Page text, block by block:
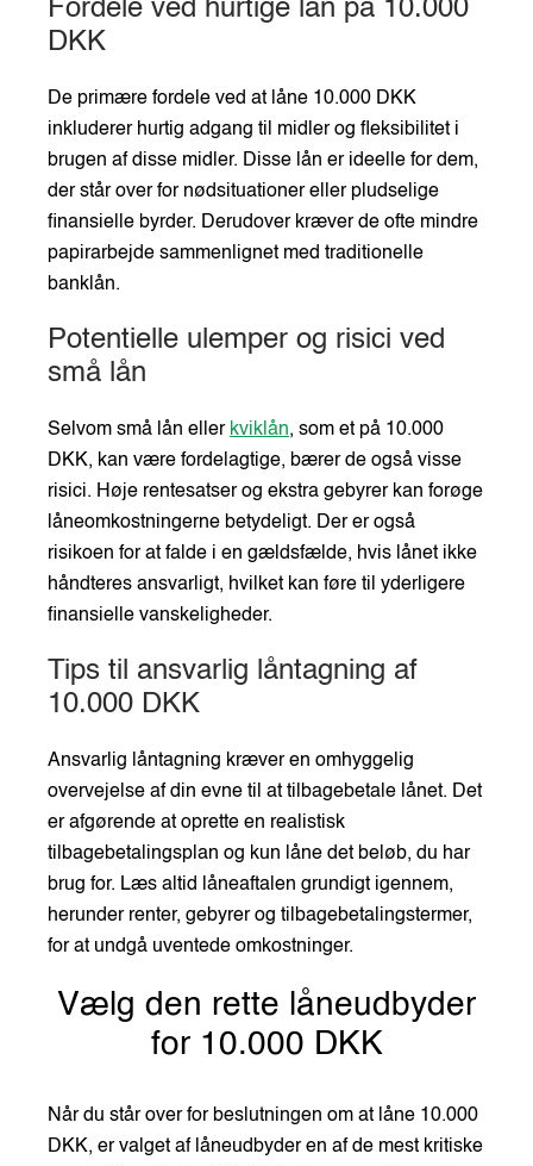
Fordele ved hurtige lån på 10.000
DKK
De primære fordele ved at låne 10.000 DKK
inkluderer hurtig adgang til midler og fleksibilitet i
brugen af disse midler. Disse lån er ideelle for dem,
der står over for nødsituationer eller pludselige
finansielle byrder. Derudover kræver de ofte mindre
papirarbejde sammenlignet med traditionelle
banklån.
Potentielle ulemper og risici ved
små lån
Selvom små lån eller kviklån, som et på 10.000
DKK, kan være fordelagtige, bærer de også visse
risici. Høje rentesatser og ekstra gebyrer kan forøge
låneomkostningerne betydeligt. Der er også
risikoen for at falde i en gældsfælde, hvis lånet ikke
håndteres ansvarligt, hvilket kan føre til yderligere
finansielle vanskeligheder.
Tips til ansvarlig låntagning af
10.000 DKK
Ansvarlig låntagning kræver en omhyggelig
overvejelse af din evne til at tilbagebetale lånet. Det
er afgørende at oprette en realistisk
tilbagebetalingsplan og kun låne det beløb, du har
brug for. Læs altid låneaftalen grundigt igennem,
herunder renter, gebyrer og tilbagebetalingstermer,
for at undgå uventede omkostninger.
Vælg den rette låneudbyder
for 10.000 DKK
Når du står over for beslutningen om at låne 10.000
DKK, er valget af låneudbyder en af de mest kritiske